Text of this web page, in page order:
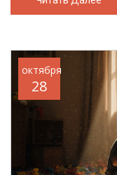
октября
28